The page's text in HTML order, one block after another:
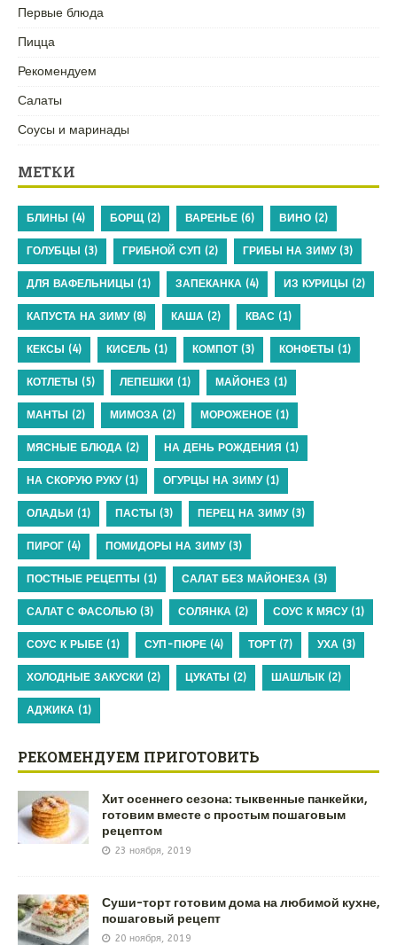
Первые блюда
Пицца
Рекомендуем
Салаты
Соусы и маринады
МЕТКИ
БЛИНЫ (4) БОРЩ(2) ВАРЕНЬЕ (6) ВИНО (2)
ГОЛУБЦЫ (3) ГРИБНОЙ СУП (2) ГРИБЫ НА ЗИМУ(3)
ДЛЯ ВАФЕЛЬНИЦЫ (1) ЗАПЕКАНКА (4) ИЗ КУРИЦЫ (2)
КАПУСТА НА ЗИМУ(8) КАША (2) КВАС (1)
КЕКСЫ (4) КИСЕЛЬ (1) КОМПОТ(3) КОНФЕТЫ (1)
КОТЛЕТЫ (5) ЛЕПЕШКИ (1) МАЙОНЕЗ (1)
МАНТЫ (2) МИМОЗА (2) МОРОЖЕНОЕ (1)
МЯСНЫЕ БЛЮДА (2) НА ДЕНЬ РОЖДЕНИЯ (1)
НА СКОРУЮ РУКУ(1) ОГУРЦЫ НА ЗИМУ(1)
ОЛАДЬИ (1) ПАСТЫ (3) ПЕРЕЦ НА ЗИМУ(3)
ПИРОГ (4) ПОМИДОРЫ НА ЗИМУ(3)
ПОСТНЫЕ РЕЦЕПТЫ (1) САЛАТ БЕЗ МАЙОНЕЗА (3)
САЛАТ С ФАСОЛЬЮ (3) СОЛЯНКА (2) СОУС К МЯСУ(1)
СОУС К РЫБЕ (1) СУП-ПЮРЕ (4) ТОРТ(7) УХА (3)
ХОЛОДНЫЕ ЗАКУСКИ (2) ЦУКАТЫ (2) ШАШЛЫК (2)
АДЖИКА (1)
РЕКОМЕНДУЕМ ПРИГОТОВИТЬ
Хит осеннего сезона: тыквенные панкейки,
готовим вместе с простым пошаговым
рецептом
23 ноября, 2019
Суши-торт готовим дома на любимой кухне,
пошаговый рецепт
20 ноября, 2019